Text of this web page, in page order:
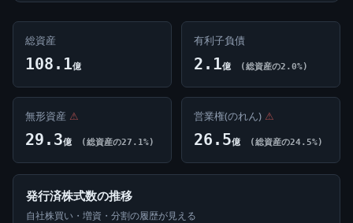
総資産
108.1億
有利子負債
2.1億 (総資産の2.0%)
無形資産 ⚠
29.3億 (総資産の27.1%)
営業権(のれん) ⚠
26.5億 (総資産の24.5%)
発行済株式数の推移
自社株買い・増資・分割の履歴が見える